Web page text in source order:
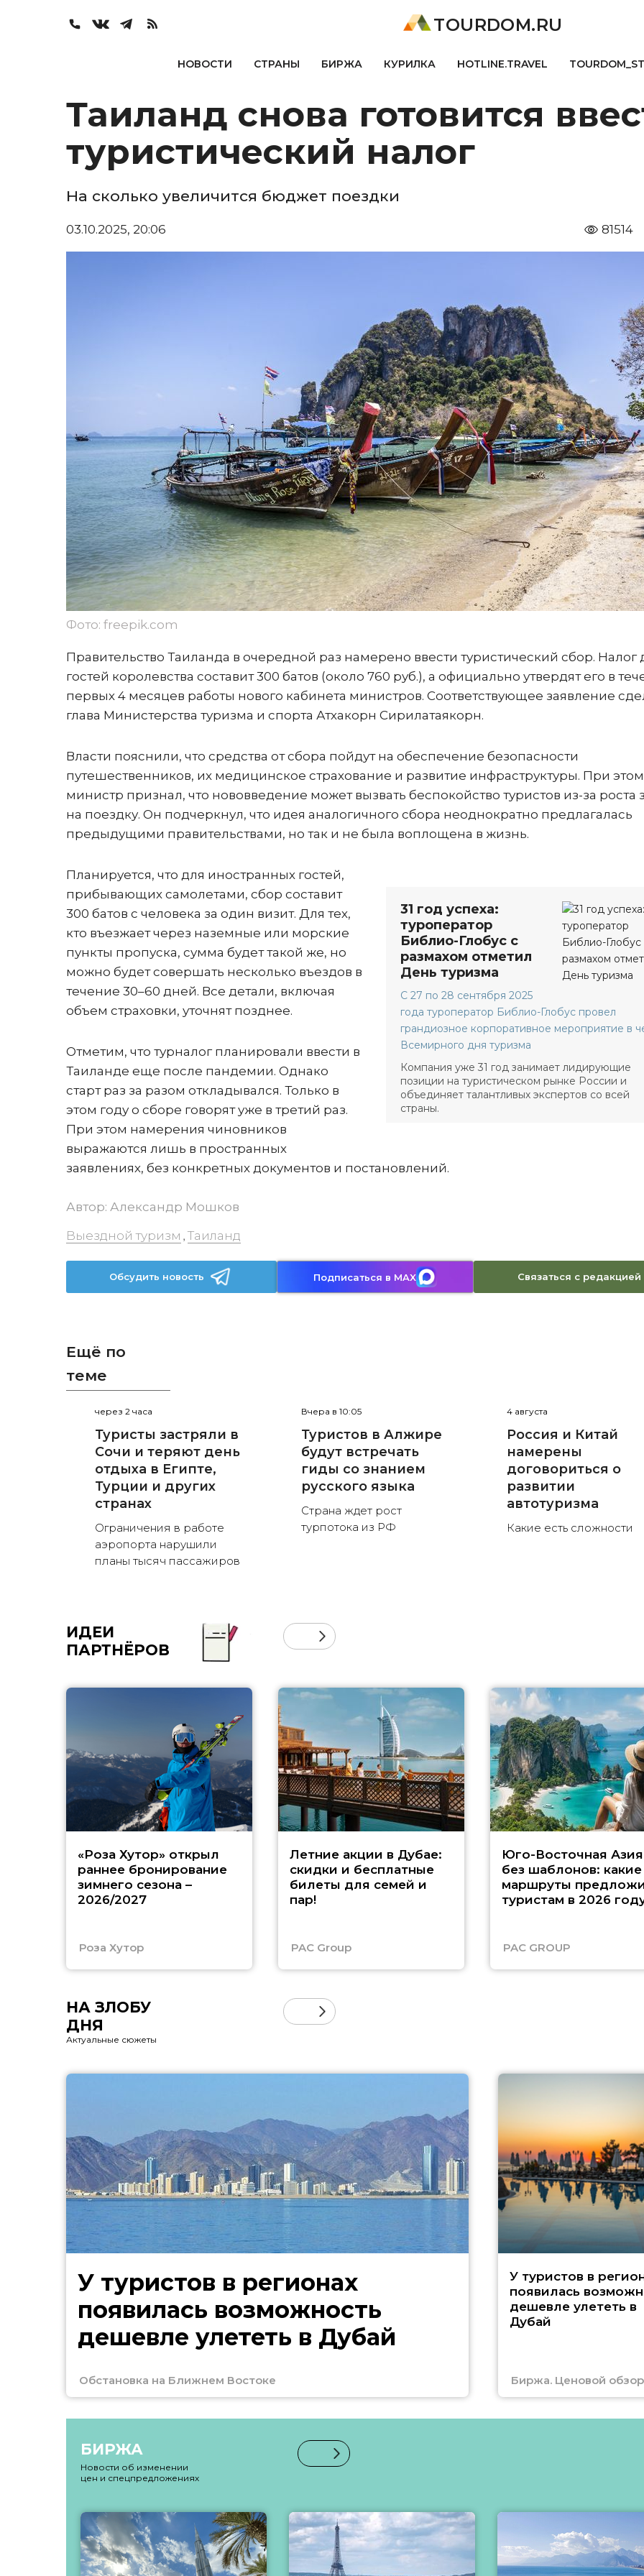
TOURDOM.RU
НОВОСТИ СТРАНЫ БИРЖА КУРИЛКА HOTLINE.TRAVEL
Таиланд снова готовится
туристический налог
На сколько увеличится бюджет поездки
03.10.2025, 20:06 81514
Фото: freepik.com
Правительство Таиланда в очередной раз намерено ввести туристический сбор. Налог
гостей королевства составит 300 батов (около 760 руб.), а официально утвердят его в
первых 4 месяцев работы нового кабинета министров. Соответствующее заявление
глава Министерства туризма и спорта Атхакорн Сирилатаякорн.
Власти пояснили, что средства от сбора пойдут на обеспечение безопасности
путешественников, их медицинское страхование и развитие инфраструктуры. При этом
министр признал, что нововведение может вызвать беспокойство туристов из-за роста
на поездку. Он подчеркнул, что идея аналогичного сбора неоднократно предлагалась
предыдущими правительствами, но так и не была воплощена в жизнь.
31 год успеха:
туроператор
Библио-Глобус с
размахом отметил
День туризма
С 27 по 28 сентября 2025
года туроператор Библио-Глобус провел
грандиозное корпоративное мероприятие в
Всемирного дня туризма
Компания уже 31 год занимает лидирующие
позиции на туристическом рынке России и
объединяет талантливых экспертов со всей
страны.
Планируется, что для иностранных гостей,
прибывающих самолетами, сбор составит
300 батов с человека за один визит. Для тех,
кто въезжает через наземные или морские
пункты пропуска, сумма будет такой же, но
можно будет совершать несколько въездов в
течение 30–60 дней. Все детали, включая
объем страховки, уточнят позднее.
Отметим, что турналог планировали ввести в
Таиланде еще после пандемии. Однако
старт раз за разом откладывался. Только в
этом году о сборе говорят уже в третий раз.
При этом намерения чиновников
выражаются лишь в пространных
заявлениях, без конкретных документов и постановлений.
Автор: Александр Мошков
Выездной туризм , Таиланд
Обсудить новость Подписаться в MAX Связаться с редакцией
Ещё по
теме
через 2 часа
Туристы застряли в
Сочи и теряют день
отдыха в Египте,
Турции и других
странах
Ограничения в работе
аэропорта нарушили
планы тысяч пассажиров
Вчера в 10:05
Туристов в Алжире
будут встречать
гиды со знанием
русского языка
Страна ждет рост
турпотока из РФ
4 августа
Россия и Китай
намерены
договориться о
развитии
автотуризма
Какие есть сложности
ИДЕИ
ПАРТНЁРОВ
«Роза Хутор» открыл
раннее бронирование
зимнего сезона –
2026/2027
Роза Хутор
Летние акции в Дубае:
скидки и бесплатные
билеты для семей и
пар!
PAC Group
Юго-Восточная Азия
без шаблонов: какие
маршруты
туристам в 2026
PAC GROUP
НА ЗЛОБУ
ДНЯ
Актуальные сюжеты
У туристов в регионах
появилась возможность
дешевле улететь в Дубай
Обстановка на Ближнем Востоке
У туристов в
появилась
дешевле улететь в
Дубай
Биржа. Ценовой обзор
БИРЖА
Новости об изменении
цен и спецпредложениях